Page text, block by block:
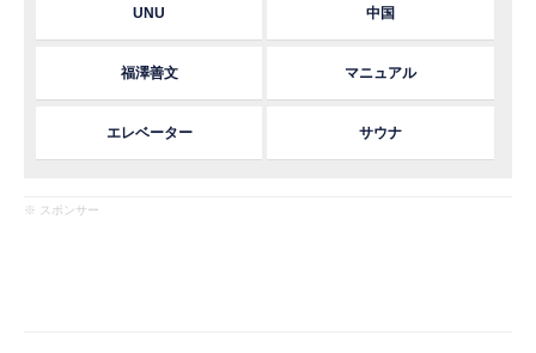
UNU 中国
福澤善文 マニュアル
エレベーター サウナ
※ スポンサー